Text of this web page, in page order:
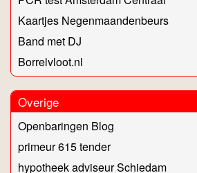
Kaartjes Negenmaandenbeurs
Band met DJ
Borrelvloot.nl
Overige
Openbaringen Blog
primeur 615 tender
hypotheek adviseur Schiedam